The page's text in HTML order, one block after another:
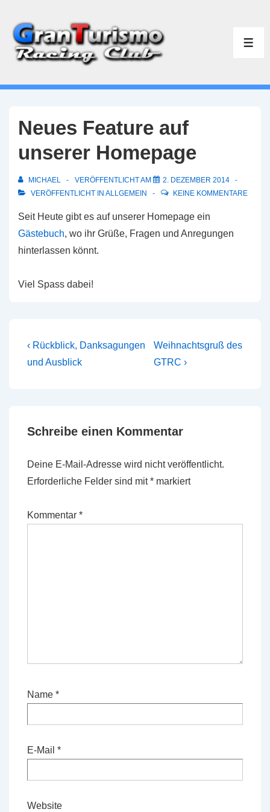
Zum
Inhalt
Neues Feature auf
unserer Homepage
MICHAEL VERÖFFENTLICHT AM
2. DEZEMBER 2014
VERÖFFENTLICHT IN ALLGEMEIN KEINE KOMMENTARE
Seit Heute gibt es auf unserer Homepage ein
Gästebuch, wo ihr Grüße, Fragen und Anregungen
hinterlassen könnt.
Viel Spass dabei!
Beitragsnavigation
Vorheriger
Beitrag
‹ Rückblick, Danksagungen
und Ausblick
Nächster
Beitrag
Weihnachtsgruß des
GTRC ›
Schreibe einen Kommentar
Deine E-Mail-Adresse wird nicht veröffentlicht.
Erforderliche Felder sind mit* markiert
Kommentar *
Name *
E-Mail *
Website